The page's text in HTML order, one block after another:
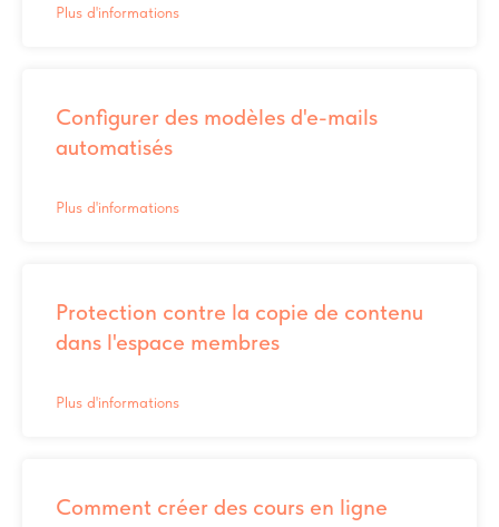
Plus d'informations
Configurer des modèles d'e-mails
automatisés
Plus d'informations
Protection contre la copie de contenu
dans l'espace membres
Plus d'informations
Comment créer des cours en ligne